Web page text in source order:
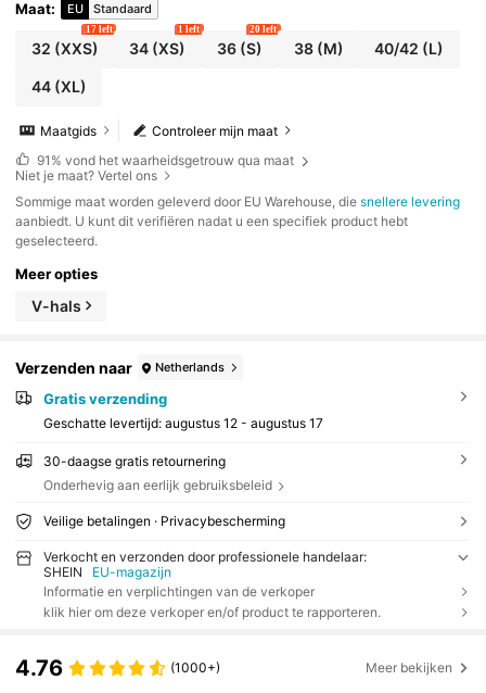
Maat: EU Standaard
32 (XXS)
17 left
34 (XS)
1 left
36(S)
20 left
38(M) 40/42 (L)
44(XL)
Controleer mijn maat
Maatgids
91% vond het waarheidsgetrouw qua maat
Niet je maat? Vertel ons
​Sommige maat worden geleverd door EU Warehouse, diesnellere levering
aanbiedt. U kunt dit verifiëren nadat u een specifiek product hebt
geselecteerd.
Meer opties
V-hals
Verzenden naar Netherlands
Gratis verzending
Geschatte levertijd: augustus 12 - augustus 17
30-daagse gratis retournering
Onderhevig aan eerlijk gebruiksbeleid
Veilige betalingen · Privacybescherming
Verkocht en verzonden door professionele handelaar:
SHEIN
EU-magazijn
Informatie en verplichtingen van de verkoper
klik hier om deze verkoper en/of product te rapporteren.
4.76 (1000+) Meer bekijken